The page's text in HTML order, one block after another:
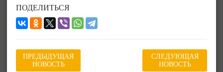
ПОДЕЛИТЬСЯ
ПРЕДЫДУЩАЯ
НОВОСТЬ
СЛЕДУЮЩАЯ
НОВОСТЬ